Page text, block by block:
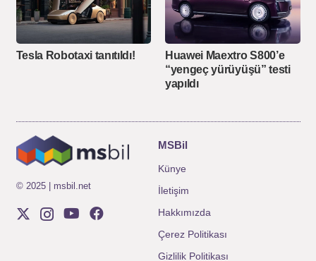
Tesla Robotaxi tanıtıldı!
Huawei Maextro S800’e
“yengeç yürüyüşü” testi
yapıldı
© 2025 | msbil.net
MSBil
Künye
İletişim
Hakkımızda
Çerez Politikası
Gizlilik Politikası